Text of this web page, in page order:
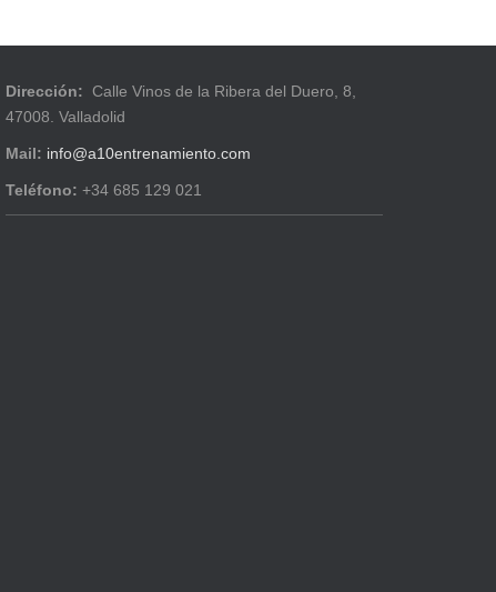
Dirección: Calle Vinos de la Ribera del Duero, 8,
47008. Valladolid
Mail: info@a10entrenamiento.com
Teléfono: +34 685 129 021